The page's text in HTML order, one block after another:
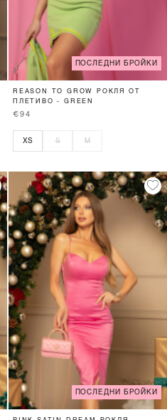
ПОСЛЕДНИ БРОЙКИ
REASON TO GROW РОКЛЯ ОТ
ПЛЕТИВО - GREEN
€94
XS S M
ПОСЛЕДНИ БРОЙКИ